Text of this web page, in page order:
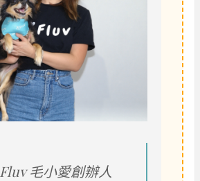
Fluv 毛小愛創辦人